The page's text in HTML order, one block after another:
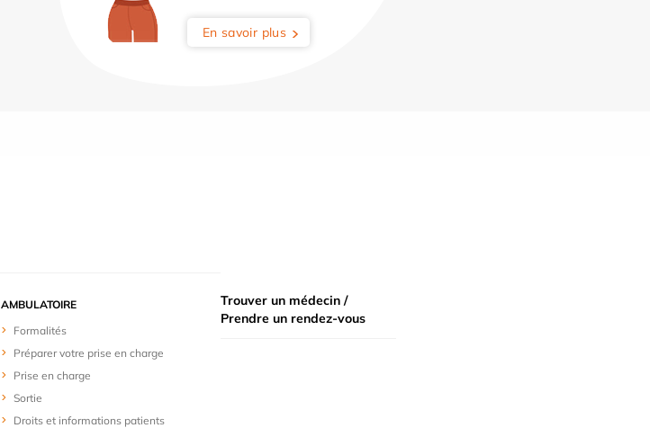
En savoir plus
AMBULATOIRE
Formalités
Préparer votre prise en charge
Prise en charge
Sortie
Droits et informations patients
Trouver un médecin /
Prendre un rendez-vous